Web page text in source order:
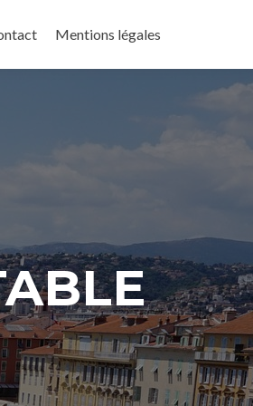
Mentions légales